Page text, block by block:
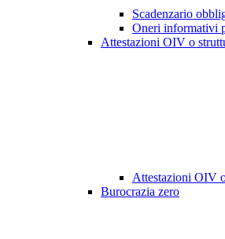
Scadenzario
Oneri informativi
Attestazioni OIV o
Attestazioni OIV
Burocrazia zero